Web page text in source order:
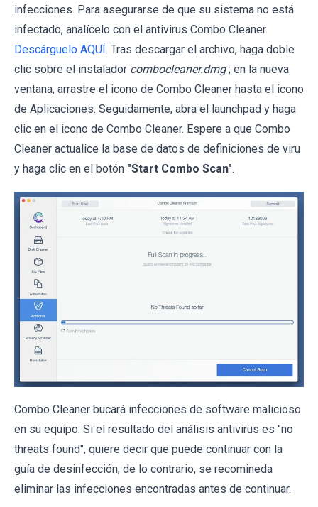
infecciones. Para asegurarse de que su sistema no está
infectado, analícelo con el antivirus Combo Cleaner.
Descárguelo AQUÍ . Tras descargar el archivo, haga doble
clic sobre el instalador combocleaner.dmg ; en la nueva
ventana, arrastre el icono de Combo Cleaner hasta el icono
de Aplicaciones. Seguidamente, abra el launchpad y haga
clic en el icono de Combo Cleaner. Espere a que Combo
Cleaner actualice la base de datos de definiciones de viru
y haga clic en el botón "Start Combo Scan".
Combo Cleaner bucará infecciones de software malicioso
en su equipo. Si el resultado del análisis antivirus es "no
threats found", quiere decir que puede continuar con la
guía de desinfección; de lo contrario, se recomineda
eliminar las infecciones encontradas antes de continuar.